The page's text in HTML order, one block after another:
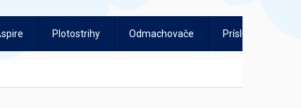
Plotostrihy Odmachovače Príslušenstvo